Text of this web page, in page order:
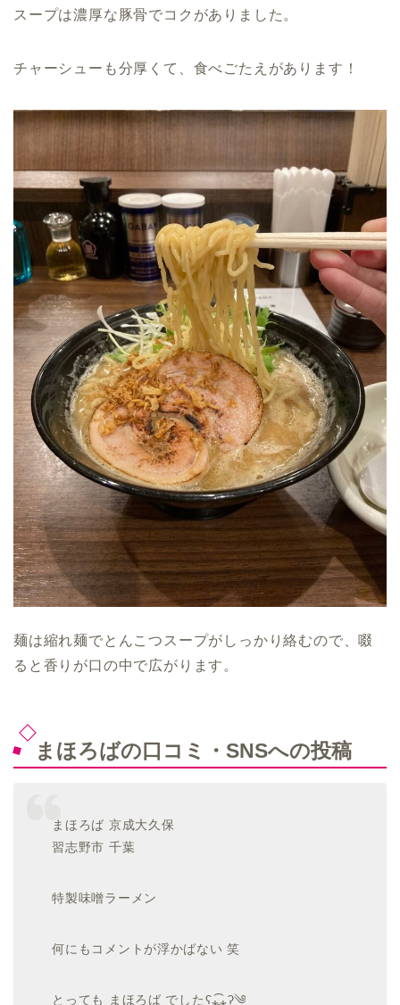
スープは濃厚な豚骨でコクがありました。
チャーシューも分厚くて、食べごたえがあります！
麺は縮れ麺でとんこつスープがしっかり絡むので、啜
ると香りが口の中で広がります。
まほろばの口コミ・SNSへの投稿
まほろば 京成大久保
習志野市 千葉
特製味噌ラーメン
何にもコメントが浮かばない 笑
とっても まほろば でしたʕ⁎̯͡⁎ʔ༄